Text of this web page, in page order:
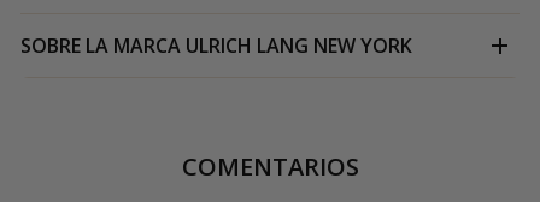
SOBRE LA MARCA ULRICH LANG NEW YORK
COMENTARIOS